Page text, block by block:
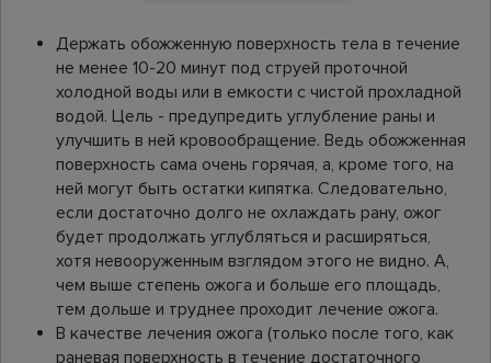
Держать обожженную поверхность тела в течение
не менее 10-20 минут под струей проточной
холодной воды или в емкости с чистой прохладной
водой. Цель - предупредить углубление раны и
улучшить в ней кровообращение. Ведь обожженная
поверхность сама очень горячая, а, кроме того, на
ней могут быть остатки кипятка. Следовательно,
если достаточно долго не охлаждать рану, ожог
будет продолжать углубляться и расширяться,
хотя невооруженным взглядом этого не видно. А,
чем выше степень ожога и больше его площадь,
тем дольше и труднее проходит лечение ожога.
В качестве лечения ожога (только после того, как
раневая поверхность в течение достаточного